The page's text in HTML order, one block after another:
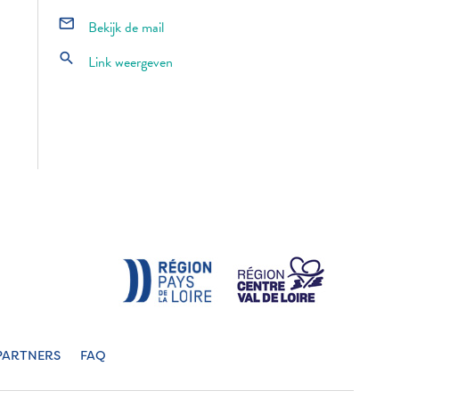
mail_outline Bekijk de mail
search Link weergeven
FAQ